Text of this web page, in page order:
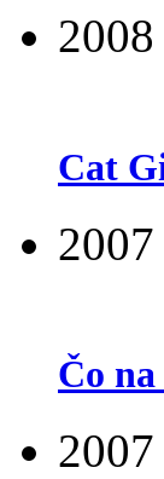
2008
Cat
2007
Čo
2007